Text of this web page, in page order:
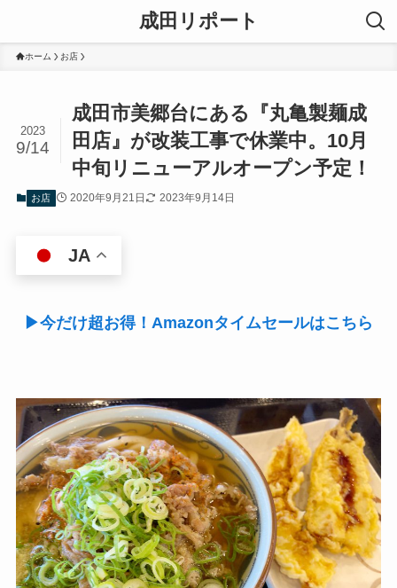
成田リポート
ホーム お店
成田市美郷台にある『丸亀製麺成
田店』が改装工事で休業中。10月
中旬リニューアルオープン予定！
2023
9/14
お店 2020年9月21日 2023年9月14日
JA
▶今だけ超お得！Amazonタイムセールはこちら